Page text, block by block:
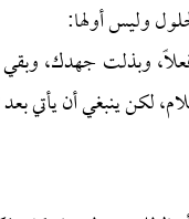
وليس أولها:
وبذلت جهدك، وبقي
لكن ينبغي أن